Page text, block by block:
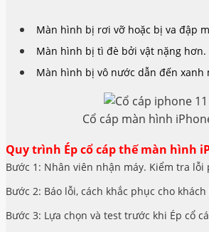
Màn hình bị rơi vỡ hoặc bị va đập
Màn hình bị tì đè bởi vật nặng hơn.
Màn hình bị vô nước dẫn đến xanh
Cổ cáp màn hình
Quy trình Ép cổ cáp thế màn hình
Bước 1: Nhân viên nhận máy. Kiểm tra lỗi
Bước 2: Báo lỗi, cách khắc phục cho
Bước 3: Lựa chọn và test trước khi Ép cổ